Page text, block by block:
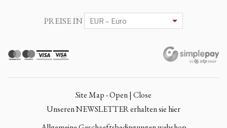
PREISE IN
Site Map - Open | Close
Unseren NEWSLETTER erhalten sie hier